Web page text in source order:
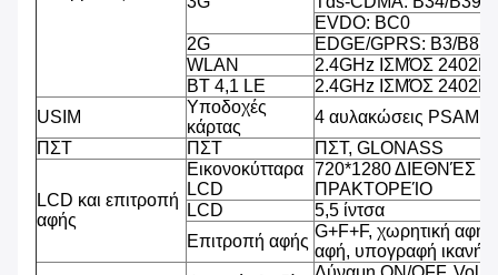
EVDO: BC0
2G
EDGE/GPRS: B3/B8
WLAN
2.4GHz ΙΣΜΌΣ
BT 4,1 LE
2.4GHz ΙΣΜΌΣ
USIM
Υποδοχές
κάρτας
4 αυλακώσεις PSAM,
ΠΣΤ
ΠΣΤ ΠΣΤ, GLONASS
LCD και επιτροπή
αφής
Εικονοκύτταρα
LCD
720*1280 ΔΙΕΘΝΈΣ
ΠΡΑΚΤΟΡΕΊΟ
LCD
5,5 ίντσα
Επιτροπή αφής
G+F+F, χωρητική αφή
αφή, υπογραφή ικανή,